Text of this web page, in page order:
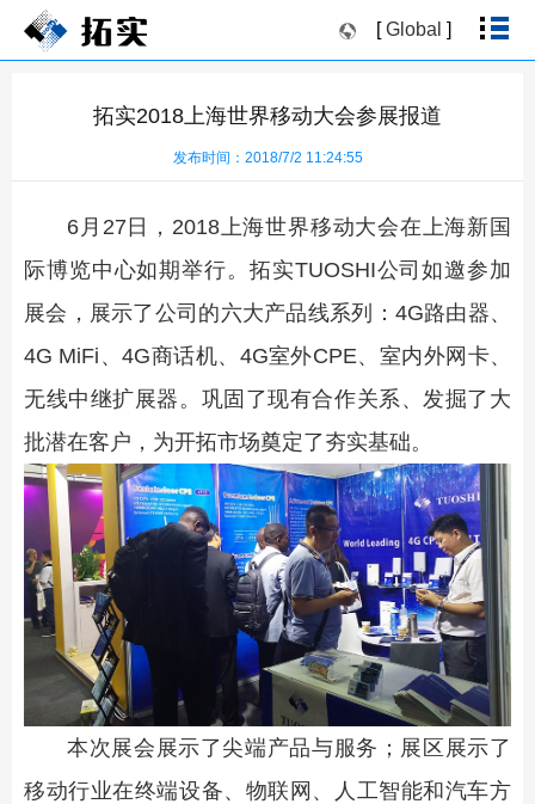
[Global ]
拓实2018上海世界移动大会参展报道
发布时间：2018/7/2 11:24:55
6月27日，2018上海世界移动大会在上海新国
际博览中心如期举行。拓实TUOSHI公司如邀参加
展会，展示了公司的六大产品线系列：4G路由器、
4G MiFi、4G商话机、4G室外CPE、室内外网卡、
无线中继扩展器。巩固了现有合作关系、发掘了大
批潜在客户，为开拓市场奠定了夯实基础。
本次展会展示了尖端产品与服务；展区展示了
移动行业在终端设备、物联网、人工智能和汽车方